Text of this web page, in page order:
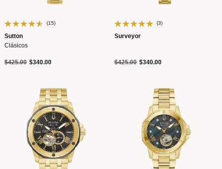
(15)
Sutton
Clásicos
Precio reducido de
$425.00a$340.00
(3)
Surveyor
Precio reducido de
$425.00a$340.00